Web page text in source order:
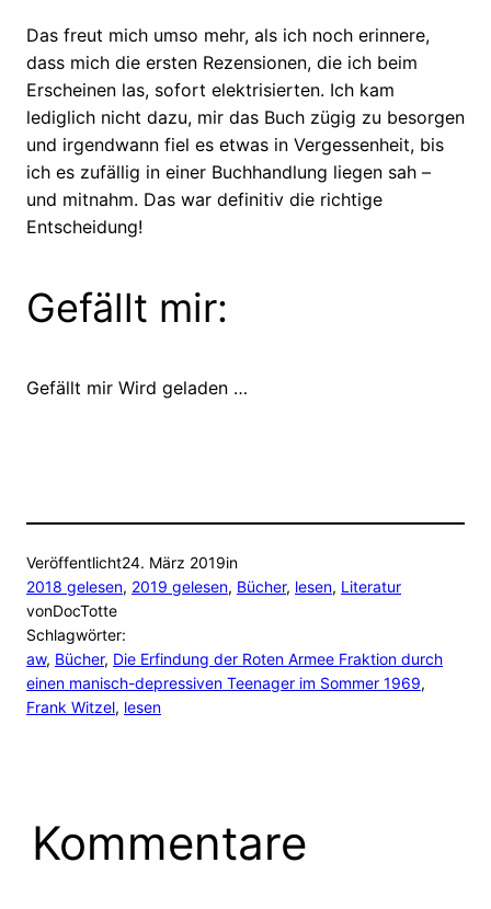
Das freut mich umso mehr, als ich noch erinnere,
dass mich die ersten Rezensionen, die ich beim
Erscheinen las, sofort elektrisierten. Ich kam
lediglich nicht dazu, mir das Buch zügig zu besorgen
und irgendwann fiel es etwas in Vergessenheit, bis
ich es zufällig in einer Buchhandlung liegen sah –
und mitnahm. Das war definitiv die richtige
Entscheidung!
Gefällt mir:
Gefällt mir Wird geladen …
Veröffentlicht24. März 2019in
2018 gelesen, 2019 gelesen, Bücher, lesen, Literatur
vonDocTotte
Schlagwörter:
aw, Bücher, Die Erfindung der Roten Armee Fraktion durch
einen manisch-depressiven Teenager im Sommer 1969
Frank Witzel, lesen
Kommentare